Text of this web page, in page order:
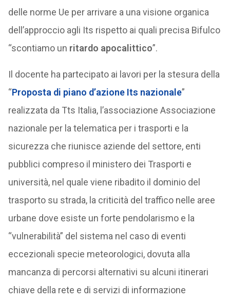
delle norme Ue per arrivare a una visione organica
dell’approccio agli Its rispetto ai quali precisa Bifulco
“scontiamo un ritardo apocalittico”.
Il docente ha partecipato ai lavori per la stesura della
“Proposta di piano d’azione Its nazionale”
realizzata da Tts Italia, l’associazione Associazione
nazionale per la telematica per i trasporti e la
sicurezza che riunisce aziende del settore, enti
pubblici compreso il ministero dei Trasporti e
università, nel quale viene ribadito il dominio del
trasporto su strada, la criticità del traffico nelle aree
urbane dove esiste un forte pendolarismo e la
“vulnerabilità” del sistema nel caso di eventi
eccezionali specie meteorologici, dovuta alla
mancanza di percorsi alternativi su alcuni itinerari
chiave della rete e di servizi di informazione